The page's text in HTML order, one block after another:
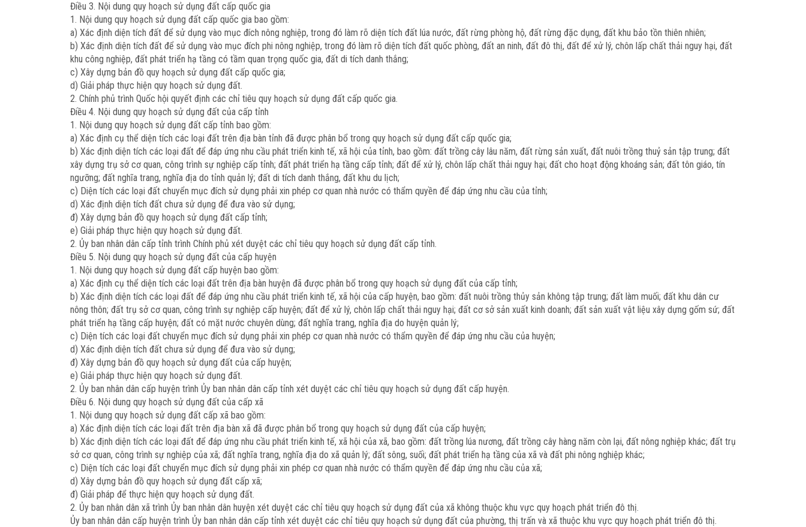
Điều 3. Nội dung quy hoạch sử dụng đất cấp quốc gia
1. Nội dung quy hoạch sử dụng đất cấp quốc gia bao gồm:
a) Xác định diện tích đất để sử dụng vào mục đích nông nghiệp, trong đó làm rõ diện tích đất lúa nước, đất rừng phòng hộ, đất rừng đặc dụng, đất khu bảo tồn thiên nhiên;
b) Xác định diện tích đất để sử dụng vào mục đích phi nông nghiệp, trong đó làm rõ diện tích đất quốc phòng, đất an ninh, đất đô thị, đất để xử lý, chôn lấp chất thải nguy hại, đất
khu công nghiệp, đất phát triển hạ tầng có tầm quan trọng quốc gia, đất di tích danh thắng;
c) Xây dựng bản đồ quy hoạch sử dụng đất cấp quốc gia;
d) Giải pháp thực hiện quy hoạch sử dụng đất.
2. Chính phủ trình Quốc hội quyết định các chỉ tiêu quy hoạch sử dụng đất cấp quốc gia.
Điều 4. Nội dung quy hoạch sử dụng đất của cấp tỉnh
1. Nội dung quy hoạch sử dụng đất cấp tỉnh bao gồm:
a) Xác định cụ thể diện tích các loại đất trên địa bàn tỉnh đã được phân bổ trong quy hoạch sử dụng đất cấp quốc gia;
b) Xác định diện tích các loại đất để đáp ứng nhu cầu phát triển kinh tế, xã hội của tỉnh, bao gồm: đất trồng cây lâu năm, đất rừng sản xuất, đất nuôi trồng thuỷ sản tập trung; đất
xây dựng trụ sở cơ quan, công trình sự nghiệp cấp tỉnh; đất phát triển hạ tầng cấp tỉnh; đất để xử lý, chôn lấp chất thải nguy hại; đất cho hoạt động khoáng sản; đất tôn giáo, tín
ngưỡng; đất nghĩa trang, nghĩa địa do tỉnh quản lý; đất di tích danh thắng, đất khu du lịch;
c) Diện tích các loại đất chuyển mục đích sử dụng phải xin phép cơ quan nhà nước có thẩm quyền để đáp ứng nhu cầu của tỉnh;
d) Xác định diện tích đất chưa sử dụng để đưa vào sử dụng;
đ) Xây dựng bản đồ quy hoạch sử dụng đất cấp tỉnh;
e) Giải pháp thực hiện quy hoạch sử dụng đất.
2. Ủy ban nhân dân cấp tỉnh trình Chính phủ xét duyệt các chỉ tiêu quy hoạch sử dụng đất cấp tỉnh.
Điều 5. Nội dung quy hoạch sử dụng đất của cấp huyện
1. Nội dung quy hoạch sử dụng đất cấp huyện bao gồm:
a) Xác định cụ thể diện tích các loại đất trên địa bàn huyện đã được phân bổ trong quy hoạch sử dụng đất của cấp tỉnh;
b) Xác định diện tích các loại đất để đáp ứng nhu cầu phát triển kinh tế, xã hội của cấp huyện, bao gồm: đất nuôi trồng thủy sản không tập trung; đất làm muối; đất khu dân cư
nông thôn; đất trụ sở cơ quan, công trình sự nghiệp cấp huyện; đất để xử lý, chôn lấp chất thải nguy hại; đất cơ sở sản xuất kinh doanh; đất sản xuất vật liệu xây dựng gốm sứ; đất
phát triển hạ tầng cấp huyện; đất có mặt nước chuyên dùng; đất nghĩa trang, nghĩa địa do huyện quản lý;
c) Diện tích các loại đất chuyển mục đích sử dụng phải xin phép cơ quan nhà nước có thẩm quyền để đáp ứng nhu cầu của huyện;
d) Xác định diện tích đất chưa sử dụng để đưa vào sử dụng;
đ) Xây dựng bản đồ quy hoạch sử dụng đất của cấp huyện;
e) Giải pháp thực hiện quy hoạch sử dụng đất.
2. Ủy ban nhân dân cấp huyện trình Ủy ban nhân dân cấp tỉnh xét duyệt các chỉ tiêu quy hoạch sử dụng đất cấp huyện.
Điều 6. Nội dung quy hoạch sử dụng đất của cấp xã
1. Nội dung quy hoạch sử dụng đất cấp xã bao gồm:
a) Xác định diện tích các loại đất trên địa bàn xã đã được phân bổ trong quy hoạch sử dụng đất của cấp huyện;
b) Xác định diện tích các loại đất để đáp ứng nhu cầu phát triển kinh tế, xã hội của xã, bao gồm: đất trồng lúa nương, đất trồng cây hàng năm còn lại, đất nông nghiệp khác; đất trụ
sở cơ quan, công trình sự nghiệp của xã; đất nghĩa trang, nghĩa địa do xã quản lý; đất sông, suối; đất phát triển hạ tầng của xã và đất phi nông nghiệp khác;
c) Diện tích các loại đất chuyển mục đích sử dụng phải xin phép cơ quan nhà nước có thẩm quyền để đáp ứng nhu cầu của xã;
d) Xây dựng bản đồ quy hoạch sử dụng đất cấp xã;
đ) Giải pháp để thực hiện quy hoạch sử dụng đất.
2. Ủy ban nhân dân xã trình Ủy ban nhân dân huyện xét duyệt các chỉ tiêu quy hoạch sử dụng đất của xã không thuộc khu vực quy hoạch phát triển đô thị.
Ủy ban nhân dân cấp huyện trình Ủy ban nhân dân cấp tỉnh xét duyệt các chỉ tiêu quy hoạch sử dụng đất của phường, thị trấn và xã thuộc khu vực quy hoạch phát triển đô thị.